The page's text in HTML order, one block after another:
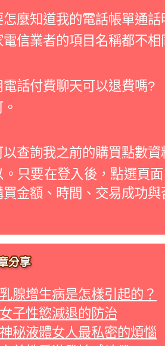
怎麼知道我的電話帳單通
電信業者的項目名稱都不
電話付費聊天可以退費嗎?
以查詢我之前的購買點數資
。只要在登入後，點選頁
買金額、時間、交易成功
乳腺增生病是怎樣引起的？
女子性慾減退的防治
神秘液體女人最私密的煩惱